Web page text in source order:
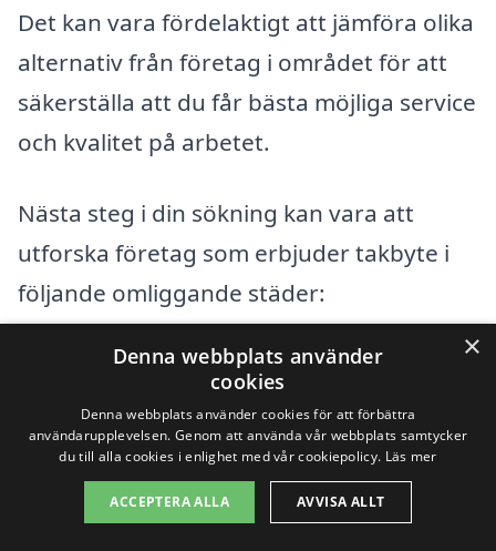
Det kan vara fördelaktigt att jämföra olika
alternativ från företag i området för att
säkerställa att du får bästa möjliga service
och kvalitet på arbetet.
Nästa steg i din sökning kan vara att
utforska företag som erbjuder takbyte i
följande omliggande städer:
Korsanäs
Kuggeboda
Sjöbo
Kågeröd
×
Denna webbplats använder
cookies
Denna webbplats använder cookies för att förbättra
användarupplevelsen. Genom att använda vår webbplats samtycker
du till alla cookies i enlighet med vår cookiepolicy. Läs mer
ACCEPTERA ALLA AVVISA ALLT